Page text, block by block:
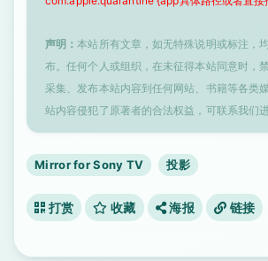
声明：本站所有文章，如无特殊说明或标注，
布。任何个人或组织，在未征得本站同意时，
采集、发布本站内容到任何网站、书籍等各类
站内容侵犯了原著者的合法权益，可联系我们进
Mirror for Sony TV 投影
打赏 收藏 海报 链接